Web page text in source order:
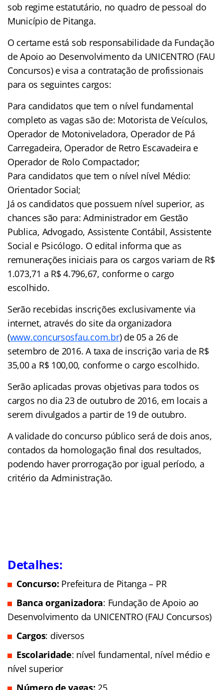
sob regime estatutário, no quadro de pessoal do
Município de Pitanga.
O certame está sob responsabilidade da Fundação
de Apoio ao Desenvolvimento da UNICENTRO (FAU
Concursos) e visa a contratação de profissionais
para os seguintes cargos:
Para candidatos que tem o nível fundamental
completo as vagas são de: Motorista de Veículos,
Operador de Motoniveladora, Operador de Pá
Carregadeira, Operador de Retro Escavadeira e
Operador de Rolo Compactador;
Para candidatos que tem o nível nível Médio:
Orientador Social;
Já os candidatos que possuem nível superior, as
chances são para: Administrador em Gestão
Publica, Advogado, Assistente Contábil, Assistente
Social e Psicólogo. O edital informa que as
remunerações iniciais para os cargos variam de R$
1.073,71 a R$ 4.796,67, conforme o cargo
escolhido.
Serão recebidas inscrições exclusivamente via
internet, através do site da organizadora
(www.concursosfau.com.br) de 05 a 26 de
setembro de 2016. A taxa de inscrição varia de R$
35,00 a R$ 100,00, conforme o cargo escolhido.
Serão aplicadas provas objetivas para todos os
cargos no dia 23 de outubro de 2016, em locais a
serem divulgados a partir de 19 de outubro.
A validade do concurso público será de dois anos,
contados da homologação final dos resultados,
podendo haver prorrogação por igual período, a
critério da Administração.
Detalhes:
Concurso: Prefeitura de Pitanga – PR
Banca organizadora: Fundação de Apoio ao
Desenvolvimento da UNICENTRO (FAU Concursos)
Cargos: diversos
Escolaridade: nível fundamental, nível médio e
nível superior
Número de vagas: 25